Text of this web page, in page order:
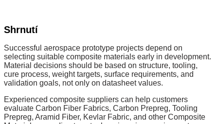
Shrnutí
Successful aerospace prototype projects depend on
selecting suitable composite materials early in development.
Material decisions should be based on structure, tooling,
cure process, weight targets, surface requirements, and
validation goals, not only on datasheet values.
Experienced composite suppliers can help customers
evaluate Carbon Fiber Fabrics, Carbon Prepreg, Tooling
Prepreg, Aramid Fiber, Kevlar Fabric, and other Composite